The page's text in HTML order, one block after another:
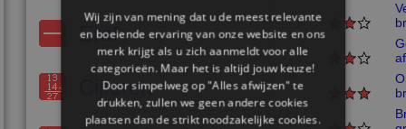
Eraf
Cijferen
Wij zijn van mening dat u de meest relevante
en boeiende ervaring van onze website en ons
merk krijgt als u zich aanmeldt voor alle
categorieën. Maar het is altijd jouw keuze!
Door simpelweg op "Alles afwijzen" te
drukken, zullen we geen andere cookies
plaatsen dan de strikt noodzakelijke cookies.